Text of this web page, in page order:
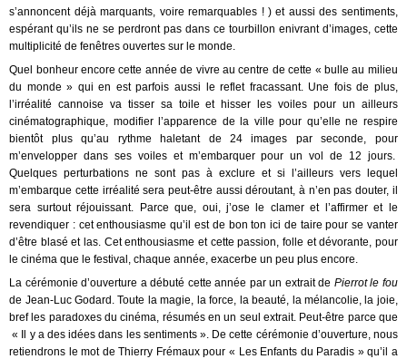
s’annoncent déjà marquants, voire remarquables ! ) et aussi des sentiments,
espérant qu’ils ne se perdront pas dans ce tourbillon enivrant d’images, cette
multiplicité de fenêtres ouvertes sur le monde.
Quel bonheur encore cette année de vivre au centre de cette « bulle au milieu
du monde » qui en est parfois aussi le reflet fracassant. Une fois de plus,
l’irréalité cannoise va tisser sa toile et hisser les voiles pour un ailleurs
cinématographique, modifier l’apparence de la ville pour qu’elle ne respire
bientôt plus qu’au rythme haletant de 24 images par seconde, pour
m’envelopper dans ses voiles et m’embarquer pour un vol de 12 jours.
Quelques perturbations ne sont pas à exclure et si l’ailleurs vers lequel
m’embarque cette irréalité sera peut-être aussi déroutant, à n’en pas douter, il
sera surtout réjouissant. Parce que, oui, j’ose le clamer et l’affirmer et le
revendiquer : cet enthousiasme qu’il est de bon ton ici de taire pour se vanter
d’être blasé et las. Cet enthousiasme et cette passion, folle et dévorante, pour
le cinéma que le festival, chaque année, exacerbe un peu plus encore.
La cérémonie d’ouverture a débuté cette année par un extrait de Pierrot le fou
de Jean-Luc Godard. Toute la magie, la force, la beauté, la mélancolie, la joie,
bref les paradoxes du cinéma, résumés en un seul extrait. Peut-être parce que
« Il y a des idées dans les sentiments ». De cette cérémonie d’ouverture, nous
retiendrons le mot de Thierry Frémaux pour « Les Enfants du Paradis » qu’il a